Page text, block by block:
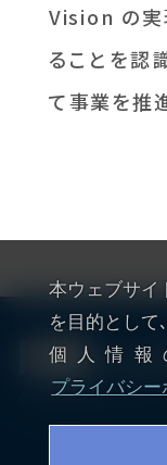
Vision の実
ることを認
て事業を推
Copyright© LeTech
本ウェブサイ
を目的として
個人情報
プライバシー